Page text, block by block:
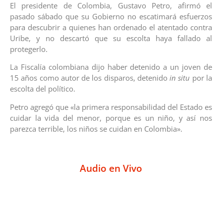
El presidente de Colombia, Gustavo Petro, afirmó el
pasado sábado que su Gobierno no escatimará esfuerzos
para descubrir a quienes han ordenado el atentado contra
Uribe, y no descartó que su escolta haya fallado al
protegerlo.
La Fiscalía colombiana dijo haber detenido a un joven de
15 años como autor de los disparos, detenidoin situ por la
escolta del político.
Petro agregó que «la primera responsabilidad del Estado es
cuidar la vida del menor, porque es un niño, y así nos
parezca terrible, los niños se cuidan en Colombia».
Audio en Vivo